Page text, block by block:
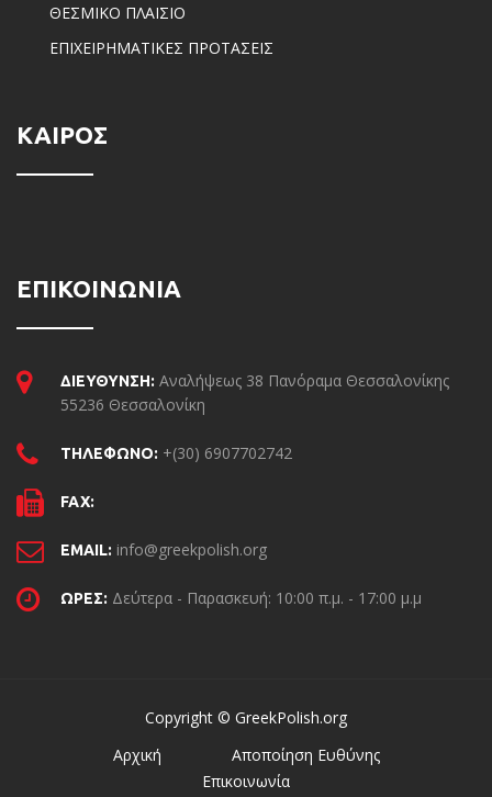
ΘΕΣΜΙΚΟ ΠΛΑΙΣΙΟ
ΕΠΙΧΕΙΡΗΜΑΤΙΚΕΣ ΠΡΟΤΑΣΕΙΣ
ΚΑΙΡΟΣ
ΕΠΙΚΟΙΝΩΝΙΑ
ΔΙΕΥΘΥΝΣΗ: Αναλήψεως 38 Πανόραμα Θεσσαλονίκης
55236 Θεσσαλονίκη
ΤΗΛΕΦΩΝΟ: +(30) 6907702742
FAX:
EMAIL: info@greekpolish.org
ΩΡΕΣ: Δεύτερα - Παρασκευή: 10:00 π.μ. - 17:00 μ.μ
Copyright © GreekPolish.org
Αρχική
Αποποίηση Ευθύνης
Επικοινωνία